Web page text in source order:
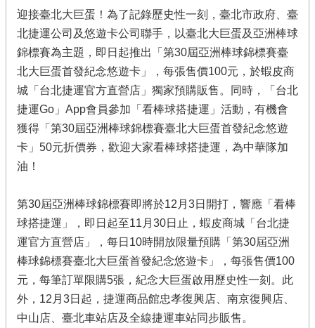
迎接臺北大巨蛋！為了記錄歷史性一刻，臺北市政府、臺
北捷運公司及悠遊卡公司聯手，以臺北大巨蛋及亞洲棒球
錦標賽為主題，即日起推出「第30屆亞洲棒球錦標賽臺
北大巨蛋首發紀念悠遊卡」，每張售價100元，於蝦皮商
城「台北捷運官方直營店」獨家預購販售。同時，「台北
捷運Go」App會員參加「看棒球搭捷運」活動，有機會
獲得「第30屆亞洲棒球錦標賽臺北大巨蛋首發紀念悠遊
卡」50元折價券，歡迎大家看棒球搭捷運，為中華隊加
油！
第30屆亞洲棒球錦標賽即將於12月3日開打，響應「看棒
球搭捷運」，即日起至11月30日止，蝦皮商城「台北捷
運官方直營店」，每日10時開放限量預購「第30屆亞洲
棒球錦標賽臺北大巨蛋首發紀念悠遊卡」，每張售價100
元，每筆訂單限購5張，紀念大巨蛋啟用歷史性一刻。此
外，12月3日起，捷運商品館忠孝復興店、南京復興店、
中山店、臺北車站店及全線捷運車站同步販售。